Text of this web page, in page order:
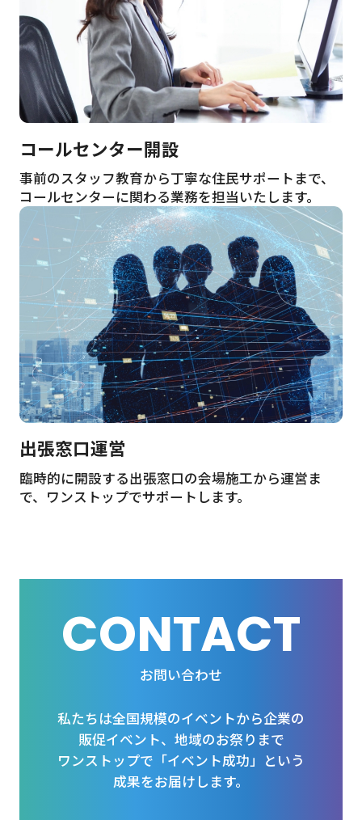
コールセンター開設
事前のスタッフ教育から丁寧な住民サポートまで、
コールセンターに関わる業務を担当いたします。
出張窓口運営
臨時的に開設する出張窓口の会場施工から運営ま
で、ワンストップでサポートします。
CONTACT
お問い合わせ
私たちは全国規模のイベントから企業の
販促イベント、地域のお祭りまで
ワンストップで「イベント成功」という
成果をお届けします。